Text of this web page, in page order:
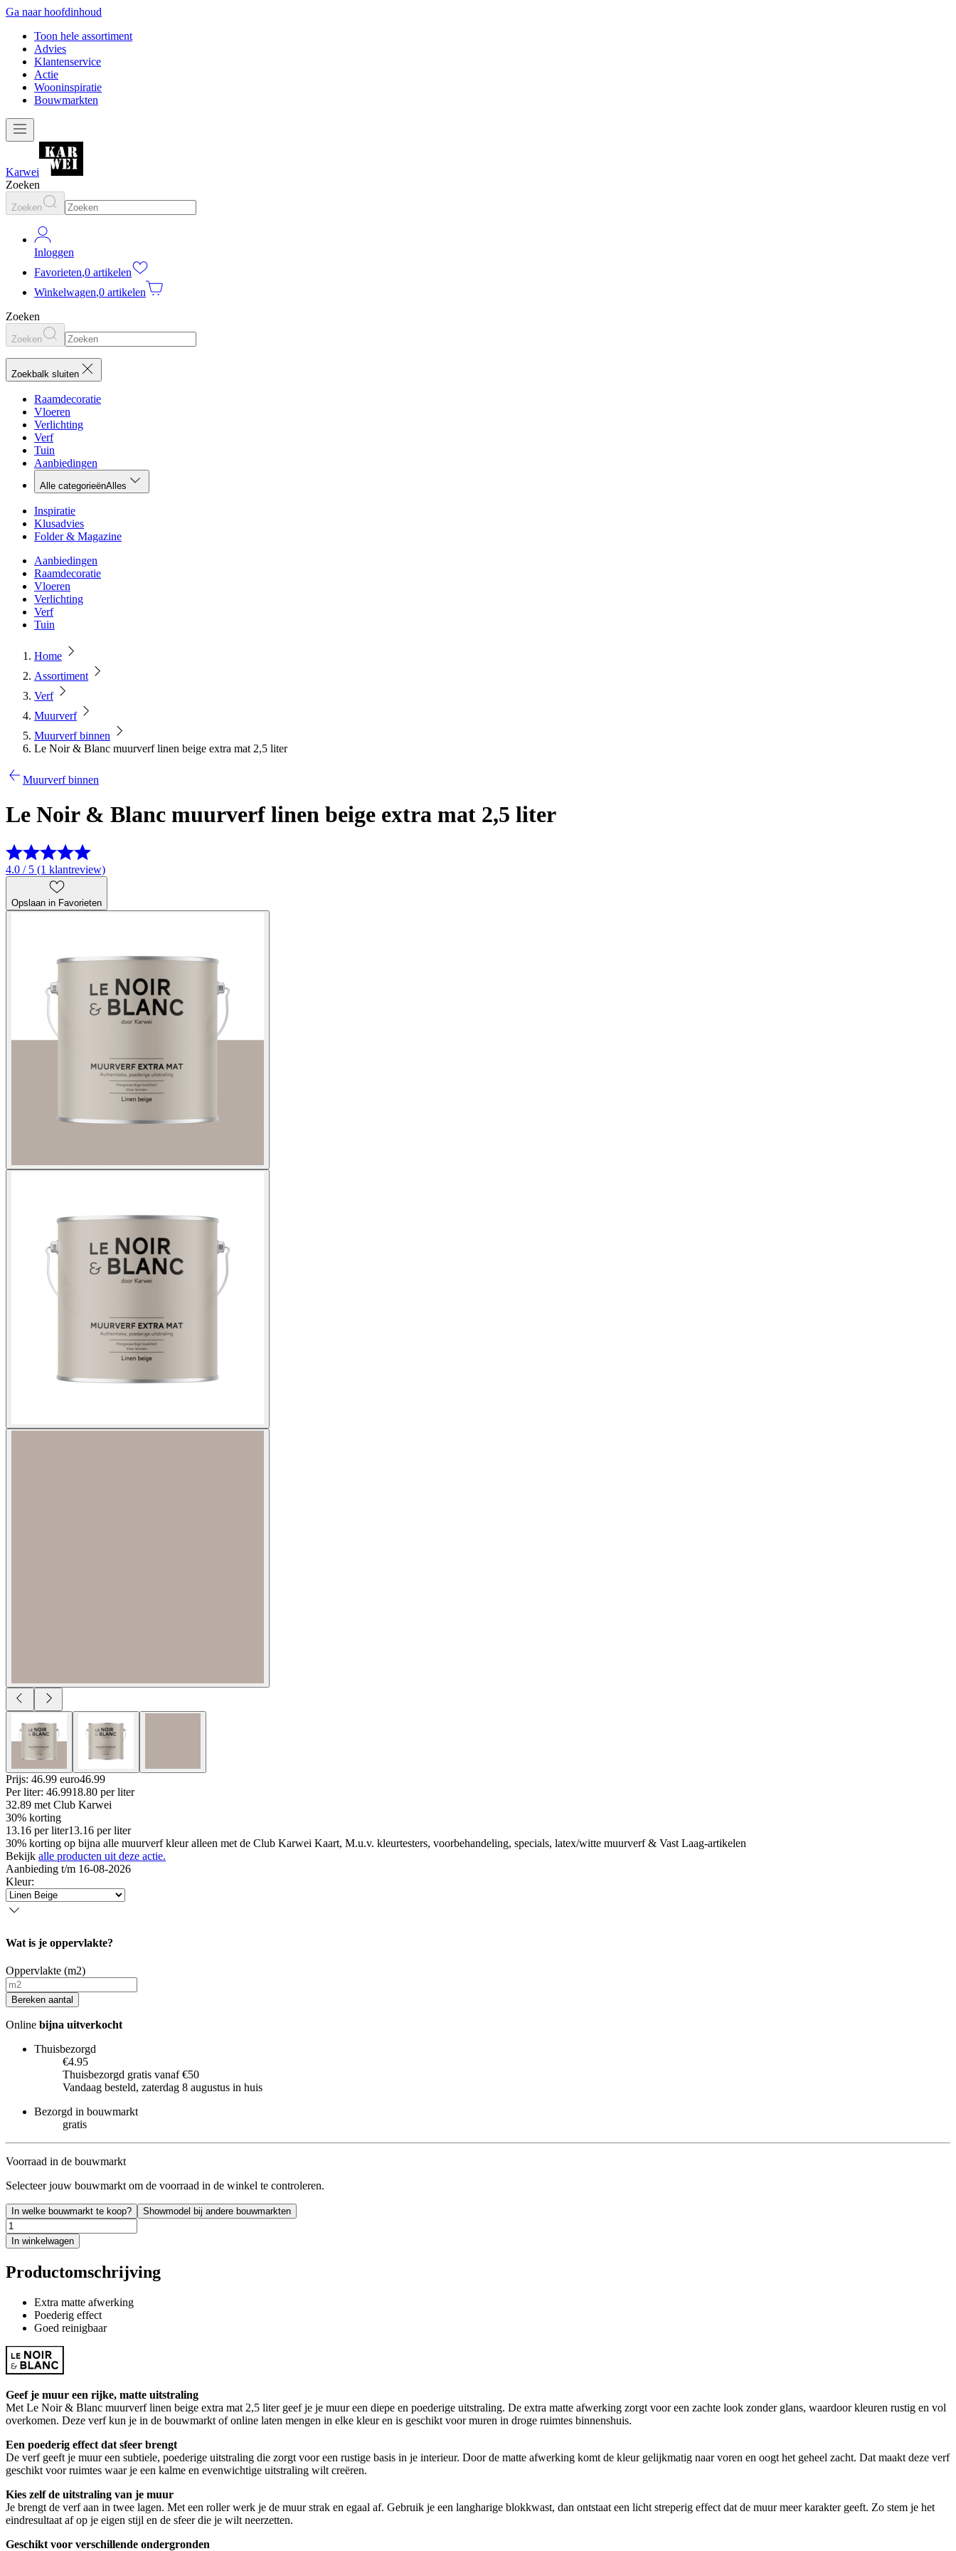
Ga naar hoofdinhoud
Toon hele assortiment
Advies
Klantenservice
Actie
Wooninspiratie
Bouwmarkten
Karwei
Zoeken
Zoeken
Inloggen
Favorieten,0 artikelen
Winkelwagen,0 artikelen
Zoeken
Zoeken
Zoekbalk sluiten
Raamdecoratie
Vloeren
Verlichting
Verf
Tuin
Aanbiedingen
Alle categorieënAlles
Inspiratie
Klusadvies
Folder & Magazine
Aanbiedingen
Raamdecoratie
Vloeren
Verlichting
Verf
Tuin
Home
Assortiment
Verf
Muurverf
Muurverf binnen
Le Noir & Blanc muurverf linen beige extra mat 2,5 liter
Muurverf binnen
Le Noir & Blanc muurverf linen beige extra mat 2,5 liter
4.0 / 5 (1 klantreview)
Opslaan in Favorieten
Prijs: 46.99 euro46.99
Per liter: 46.9918.80 per liter
32.89 met Club Karwei
30% korting
13.16 per liter13.16 per liter
30% korting op bijna alle muurverf kleur alleen met de Club Karwei Kaart, M.u.v. kleurtesters, voorbehandeling, specials, latex/witte muurverf & Vast Laag-artikelen
Bekijk alle producten uit deze actie.
Aanbieding t/m 16-08-2026
Kleur:
Wat is je oppervlakte?
Oppervlakte (m2)
Bereken aantal
Online bijna uitverkocht
Thuisbezorgd
€4.95
Thuisbezorgd gratis vanaf €50
Vandaag besteld, zaterdag 8 augustus in huis
Bezorgd in bouwmarkt
gratis
Voorraad in de bouwmarkt
Selecteer jouw bouwmarkt om de voorraad in de winkel te controleren.
In welke bouwmarkt te koop? Showmodel bij andere bouwmarkten
In winkelwagen
Productomschrijving
Extra matte afwerking
Poederig effect
Goed reinigbaar
Geef je muur een rijke, matte uitstraling
Met Le Noir & Blanc muurverf linen beige extra mat 2,5 liter geef je je muur een diepe en poederige uitstraling. De extra matte afwerking zorgt voor een zachte look zonder glans, waardoor kleuren rustig en vol
overkomen. Deze verf kun je in de bouwmarkt of online laten mengen in elke kleur en is geschikt voor muren in droge ruimtes binnenshuis.
Een poederig effect dat sfeer brengt
De verf geeft je muur een subtiele, poederige uitstraling die zorgt voor een rustige basis in je interieur. Door de matte afwerking komt de kleur gelijkmatig naar voren en oogt het geheel zacht. Dat maakt deze verf
geschikt voor ruimtes waar je een kalme en evenwichtige uitstraling wilt creëren.
Kies zelf de uitstraling van je muur
Je brengt de verf aan in twee lagen. Met een roller werk je de muur strak en egaal af. Gebruik je een langharige blokkwast, dan ontstaat een licht streperig effect dat de muur meer karakter geeft. Zo stem je het
eindresultaat af op je eigen stijl en de sfeer die je wilt neerzetten.
Geschikt voor verschillende ondergronden